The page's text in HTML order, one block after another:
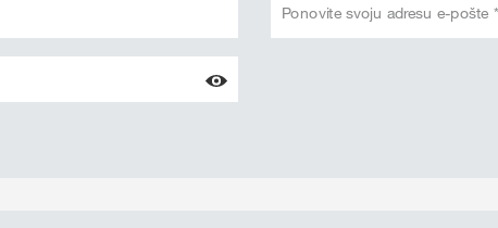
Ponovite svoju adresu e-pošte